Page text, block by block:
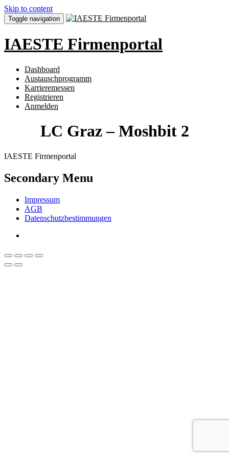
Skip to content
Toggle navigation
IAESTE Firmenportal
Dashboard
Austauschprogramm
Karrieremessen
Registrieren
Anmelden
LC Graz – Moshbit 2
IAESTE Firmenportal
Secondary Menu
Impressum
AGB
Datenschutzbestimmungen